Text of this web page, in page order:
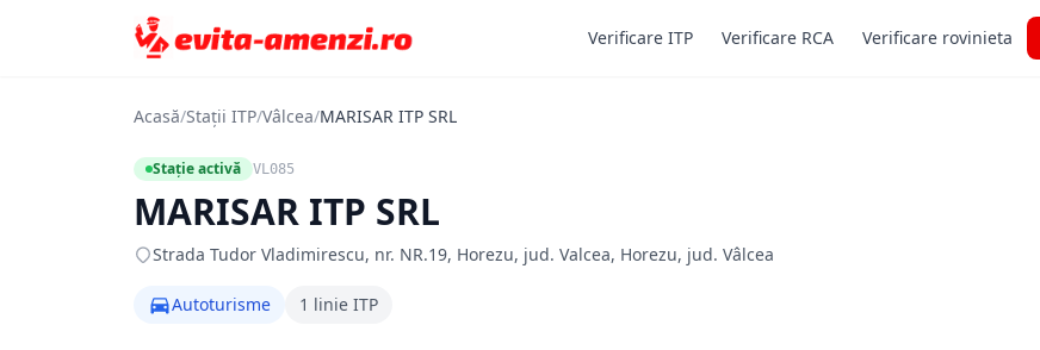
Verificare ITP Verificare RCA Verificare rovinieta
Acasă/Stații ITP/Vâlcea/MARISAR ITP SRL
Stație activă VL085
MARISAR ITP SRL
Strada Tudor Vladimirescu, nr. NR.19, Horezu, jud. Valcea, Horezu, jud. Vâlcea
Autoturisme 1 linie ITP